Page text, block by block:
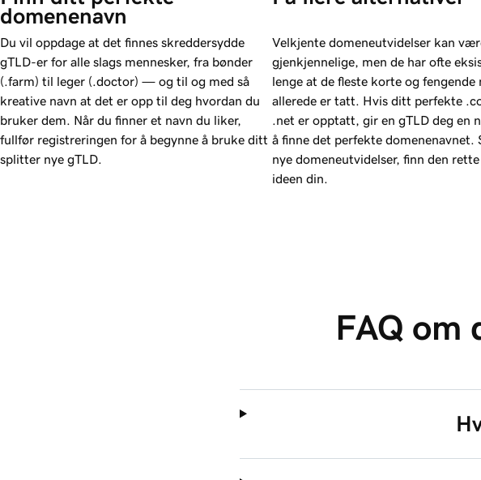
domenenavn
Du vil oppdage at det finnes skreddersydde
gTLD-er for alle slags mennesker, fra bønder
(.farm) til leger (.doctor) — og til og med så
kreative navn at det er opp til deg hvordan du
bruker dem. Når du finner et navn du liker,
fullfør registreringen for å begynne å bruke ditt
splitter nye gTLD.
Velkjente domeneutvidelser kan
gjenkjennelige, men de har ofte
lenge at de fleste korte og fengende
allerede er tatt. Hvis ditt perfekte
.net er opptatt, gir en gTLD deg en
å finne det perfekte domenenavnet.
nye domeneutvidelser, finn den
ideen din.
FAQ om